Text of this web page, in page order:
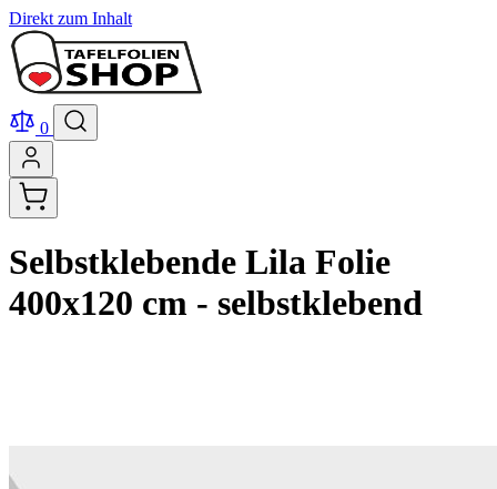
Direkt zum Inhalt
0
Selbstklebende Lila Folie
400x120 cm - selbstklebend